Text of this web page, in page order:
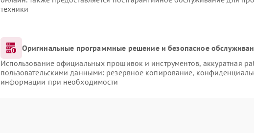
техники
Оригинальные программные решение и безопасное
Использование официальных прошивок и инструментов, аккуратная
пользовательскими данными: резервное копирование,
информации при необходимости